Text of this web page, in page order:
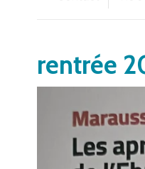
rentrée